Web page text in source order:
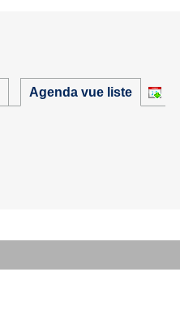
Agenda vue liste